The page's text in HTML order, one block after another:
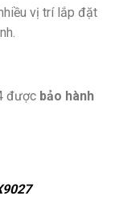
vị trí lắp đặt
được bảo hành